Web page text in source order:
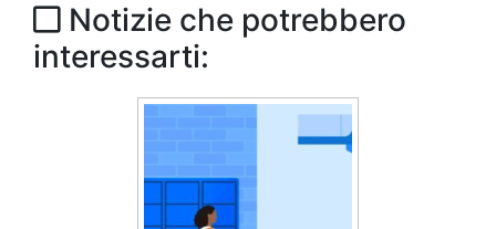
Notizie che potrebbero
interessarti: